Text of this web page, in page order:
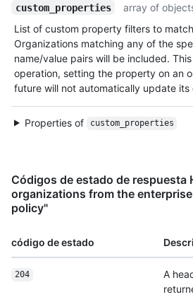
custom_properties
array of
List of custom property filters to
Organizations matching any of the
name/value pairs will be included.
operation, setting the property on an
future will not automatically update
Properties of custom_properties
Códigos de estado de respuesta
organizations from the
policy"
código de estado
204
A